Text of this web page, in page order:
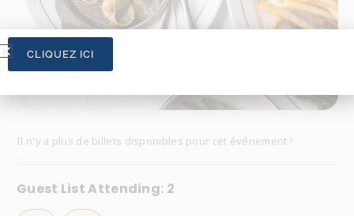
Il n'y a plus de billets disponibles pour cet événement !
Guest ListAttending: 2
CLIQUEZ ICI